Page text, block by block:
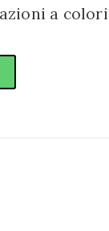
a colori